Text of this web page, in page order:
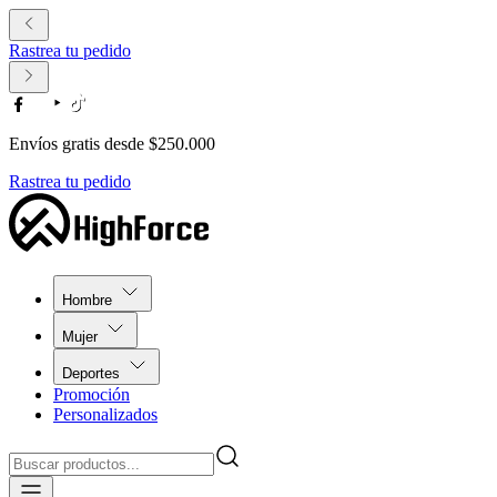
Rastrea tu pedido
Envíos gratis desde $250.000
Rastrea tu pedido
Hombre
Mujer
Deportes
Promoción
Personalizados